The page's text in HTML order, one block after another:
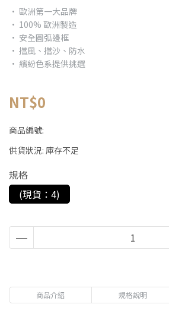
• 歐洲第一大品牌
• 100% 歐洲製造
• 安全圓弧邊框
• 擋風、擋沙、防水
• 繽紛色系提供挑選
NT$0
商品編號:
供貨狀況: 庫存不足
規格
(現貨：4)
商品介紹 規格說明